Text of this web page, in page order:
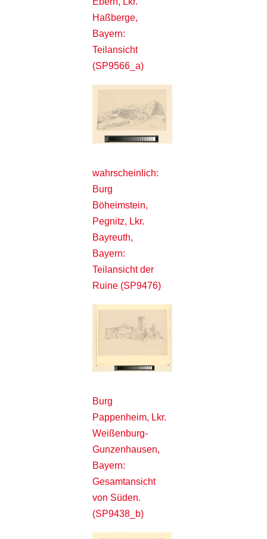
Haßberge,
Bayern:
Teilansicht
(SP9566_a)
wahrscheinlich:
Burg
Böheimstein,
Pegnitz, Lkr.
Bayreuth,
Bayern:
Teilansicht der
Ruine (SP9476)
Burg
Pappenheim, Lkr.
Weißenburg-
Gunzenhausen,
Bayern:
Gesamtansicht
von Süden.
(SP9438_b)